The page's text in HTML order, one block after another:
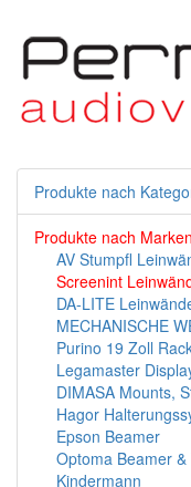
Produkte nach
Produkte nach Marken
AV Stumpfl
Screenint
DA-LITE
MECHANISCHE
Purino 19 Zoll
Legamaster
DIMASA Mounts,
Hagor
Epson Beamer
Optoma Beamer
Kindermann